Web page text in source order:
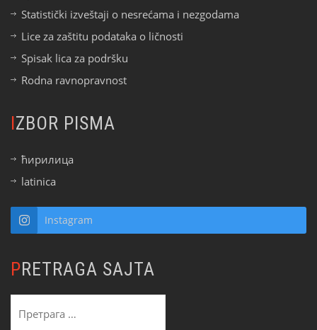
Statistički izveštaji o nesrećama i nezgodama
Lice za zaštitu podataka o ličnosti
Spisak lica za podršku
Rodna ravnopravnost
IZBOR PISMA
ћирилица
latinica
Instagram
PRETRAGA SAJTA
за: